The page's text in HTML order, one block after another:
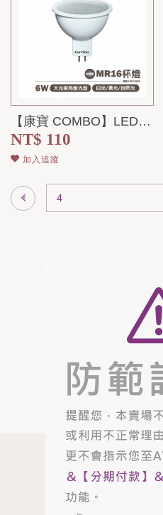
【康寶 COMBO】LED MR16 6W 杯燈 散光型 全電壓 免驅動器
NT$ 110
加入追蹤